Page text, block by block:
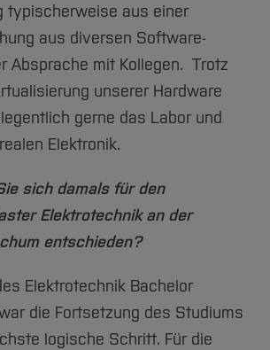
typischerweise aus einer
aus diversen Software-
Absprache mit Kollegen. Trotz
unserer Hardware
gerne das Labor und
Elektronik.
sich damals für den
Elektrotechnik an der
entschieden?
Elektrotechnik Bachelor
die Fortsetzung des Studiums
logische Schritt. Für die